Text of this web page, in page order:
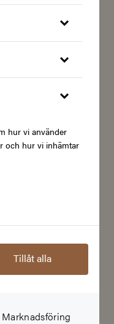
hur vi använder
och hur vi inhämtar
Tillåt alla
Marknadsföring
& Magasin
& Second Hand